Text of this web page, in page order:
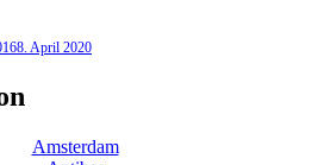
8. April 2020
Amsterdam